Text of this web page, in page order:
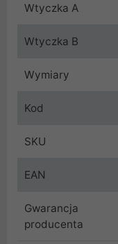
Wtyczka A
Wtyczka B
Wymiary
Kod
SKU
EAN
Gwarancja
producenta